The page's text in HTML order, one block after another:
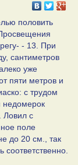
половить
- 13. При
сантиметров
уже
пяти метров и
с трудом
недомерок
Ловил с
поле
до 20 см., так
соответственно.